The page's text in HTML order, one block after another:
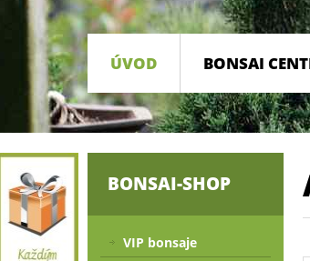
ÚVOD BONSAI
BONSAI-SHOP
VIP bonsaje